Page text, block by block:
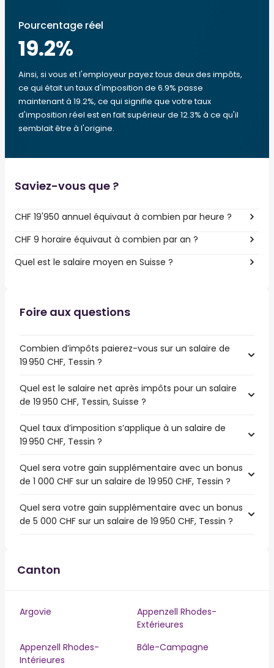
Pourcentage réel
19.2%
Ainsi, si vous et l'employeur payez tous deux des impôts,
ce qui était un taux d'imposition de 6.9% passe
maintenant à 19.2%, ce qui signifie que votre taux
d'imposition réel est en fait supérieur de 12.3% à ce qu'il
semblait être à l'origine.
Saviez-vous que ?
CHF 19'950 annuel équivaut à combien par heure ?
CHF 9 horaire équivaut à combien par an ?
Quel est le salaire moyen en Suisse ?
Foire aux questions
Combien d’impôts paierez-vous sur un salaire de
19 950 CHF, Tessin ?
Quel est le salaire net après impôts pour un salaire
de 19 950 CHF, Tessin, Suisse ?
Quel taux d’imposition s’applique à un salaire de
19 950 CHF, Tessin ?
Quel sera votre gain supplémentaire avec un bonus
de 1 000 CHF sur un salaire de 19 950 CHF, Tessin ?
Quel sera votre gain supplémentaire avec un bonus
de 5 000 CHF sur un salaire de 19 950 CHF, Tessin ?
Canton
Argovie
Appenzell Rhodes-
Extérieures
Appenzell Rhodes-
Intérieures
Bâle-Campagne